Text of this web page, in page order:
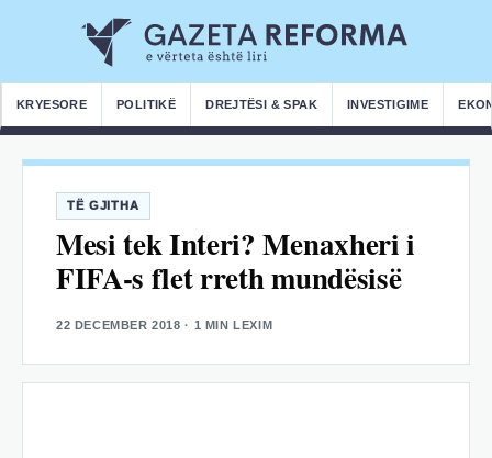
KRYESORE POLITIKË DREJTËSI & SPAK INVESTIGIME
TË GJITHA
Mesi tek Interi? Menaxheri i
FIFA-s flet rreth mundësisë
22 DECEMBER 2018 · 1 MIN LEXIM